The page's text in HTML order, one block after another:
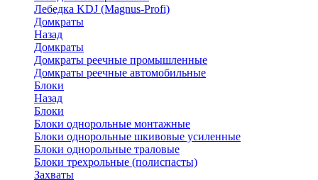
Лебедка KDJ (Magnus-Profi)
Домкраты
Назад
Домкраты
Домкраты реечные промышленные
Домкраты реечные автомобильные
Блоки
Назад
Блоки
Блоки однорольные монтажные
Блоки однорольные шкивовые усиленные
Блоки однорольные траловые
Блоки трехрольные (полиспасты)
Захваты